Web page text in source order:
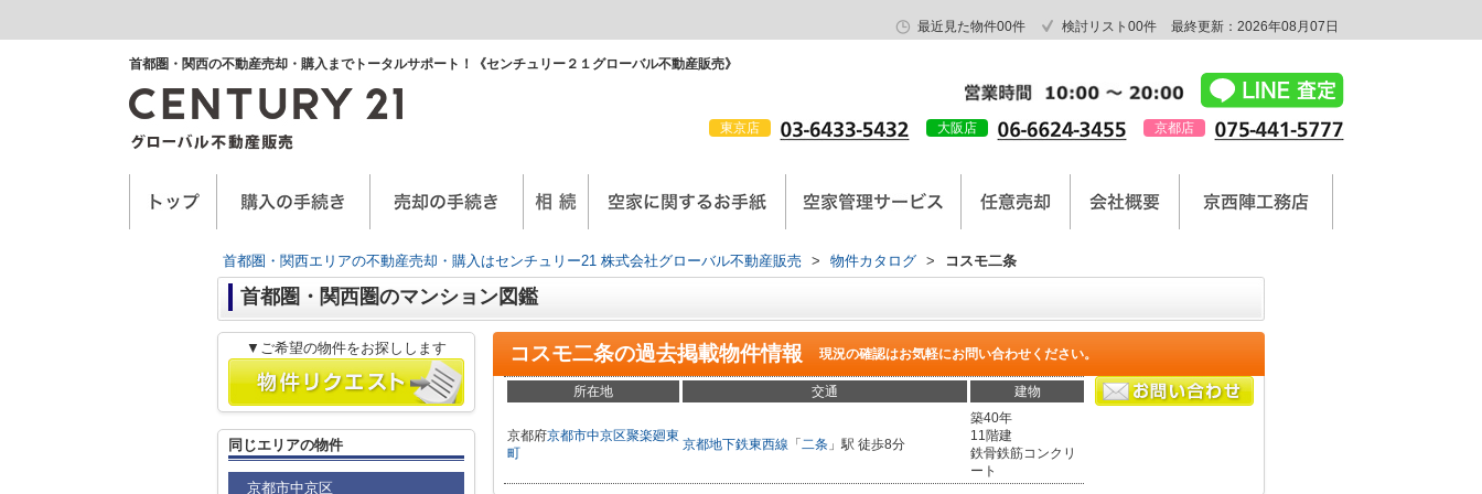
最近見た物件00件 検討リスト 00件 最終更新：2026年08月07日
首都圏・関西の不動産売却・購入までトータルサポート！《センチュリー２１グローバル不動産販売》
東京店 大阪店 京都店
首都圏・関西エリアの不動産売却・購入はセンチュリー21 株式会社グローバル不動産販売 > 物件カタログ > コスモ二条
首都圏・関西圏のマンション図鑑
コスモ二条の過去掲載物件情報 現況の確認はお気軽にお問い合わせください。
所在地 交通 建物
京都府京都市中京区聚楽廻東
町
京都地下鉄東西線 「 二条 」駅 徒歩8分
築40年
11階建
鉄骨鉄筋コンクリ
ート
▼ご希望の物件をお探しします
同じエリアの物件
京都市中京区